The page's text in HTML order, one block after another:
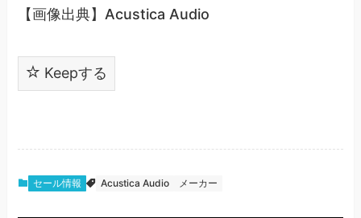
【画像出典】Acustica Audio
Keepする
セール情報 Acustica Audio メーカー